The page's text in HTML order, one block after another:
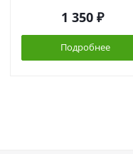
1 350 ₽
Подробнее